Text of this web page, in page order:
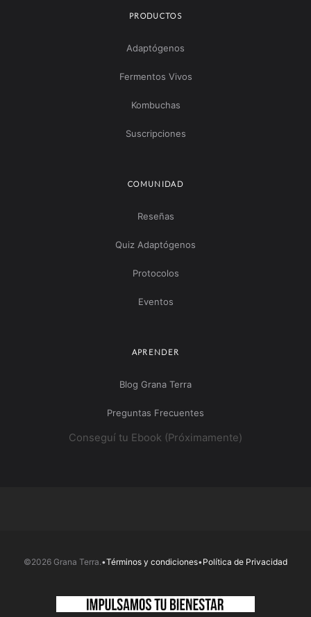
PRODUCTOS
Adaptógenos
Fermentos Vivos
Kombuchas
Suscripciones
COMUNIDAD
Reseñas
Quiz Adaptógenos
Protocolos
Eventos
APRENDER
Blog Grana Terra
Preguntas Frecuentes
Conseguí tu Ebook (Próximamente)
©2026 Grana Terra.•Términos y condiciones•Política de Privacidad